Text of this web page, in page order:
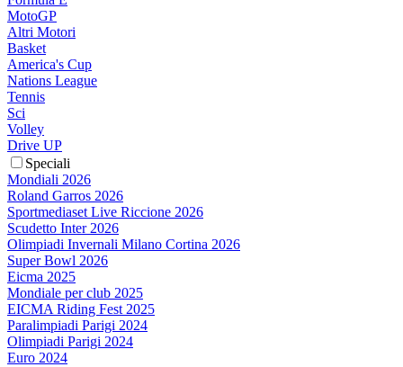
MotoGP
Altri Motori
Basket
America's Cup
Nations League
Tennis
Sci
Volley
Drive UP
Speciali
Mondiali 2026
Roland Garros 2026
Sportmediaset Live Riccione 2026
Scudetto Inter 2026
Olimpiadi Invernali Milano Cortina 2026
Super Bowl 2026
Eicma 2025
Mondiale per club 2025
EICMA Riding Fest 2025
Paralimpiadi Parigi 2024
Olimpiadi Parigi 2024
Euro 2024